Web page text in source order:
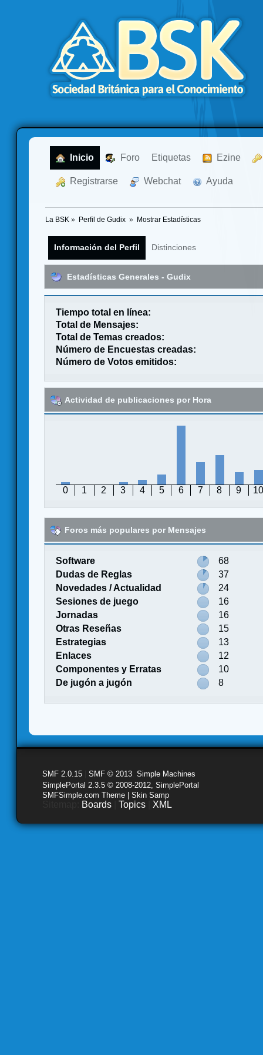
Inicio Foro Etiquetas Ezine
Registrarse Webchat Ayuda
La BSK » Perfil de Gudix » Mostrar Estadísticas
Información del Perfil Distinciones
Estadísticas Generales - Gudix
Tiempo total en línea:
Total de Mensajes:
Total de Temas creados:
Número de Encuestas creadas:
Número de Votos emitidos:
Actividad de publicaciones por Hora
0 1 2 3 4 5 6 7 8 9 10
Foros más populares por Mensajes
Software
68
Dudas de Reglas
37
Novedades / Actualidad
24
Sesiones de juego
16
Jornadas
16
Otras Reseñas
15
Estrategias
13
Enlaces
12
Componentes y Erratas
10
De jugón a jugón
8
SMF 2.0.15 SMF © 2013 Simple Machines
SimplePortal 2.3.5 © 2008-2012, SimplePortal
SMFSimple.com Theme | Skin Samp
Boards Topics XML